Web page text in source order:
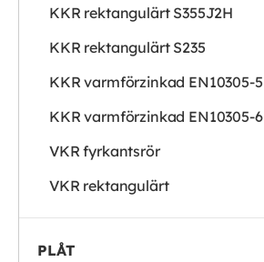
KKR rektangulärt S355J2H
KKR rektangulärt S235
KKR varmförzinkad EN10305-5
KKR varmförzinkad EN10305-6
VKR fyrkantsrör
VKR rektangulärt
PLÅT